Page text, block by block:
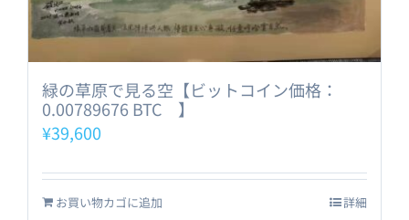
緑の草原で見る空【ビットコイン価格：
0.00789676 BTC 】
¥39,600
お買い物カゴに追加 詳細